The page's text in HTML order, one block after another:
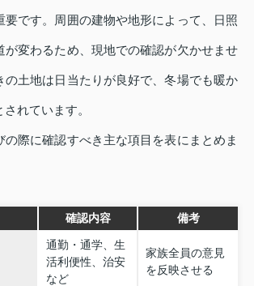
要です。周囲の建物や地形によって、日照
が変わるため、現地での確認が欠かせませ
の土地は日当たりが良好で、冬場でも暖か
れています。
の際に確認すべき主な項目を表にまとめま
確認内容 備考
通勤・通学、生
活利便性、治安
など
家族全員の意見
を反映させる